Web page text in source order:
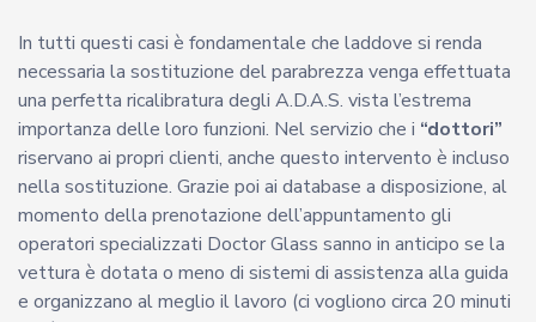
In tutti questi casi è fondamentale che laddove si renda
necessaria la sostituzione del parabrezza venga effettuata
una perfetta ricalibratura degli A.D.A.S. vista l’estrema
importanza delle loro funzioni. Nel servizio che i “dottori”
riservano ai propri clienti, anche questo intervento è incluso
nella sostituzione. Grazie poi ai database a disposizione, al
momento della prenotazione dell’appuntamento gli
operatori specializzati Doctor Glass sanno in anticipo se la
vettura è dotata o meno di sistemi di assistenza alla guida
e organizzano al meglio il lavoro (ci vogliono circa 20 minuti